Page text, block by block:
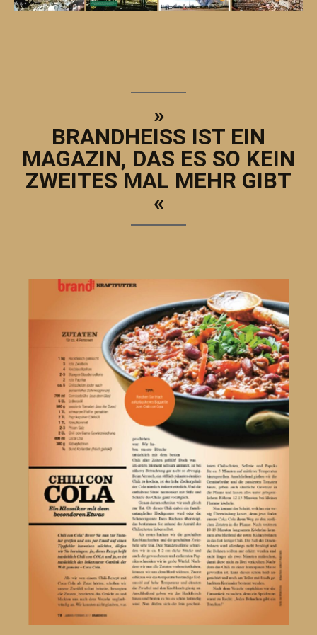
»
BRANDHEISS IST EIN
MAGAZIN, DAS ES SO KEIN
ZWEITES MAL MEHR GIBT
«